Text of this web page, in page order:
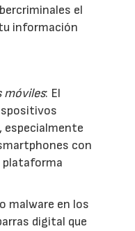
el
información
móviles: El
especialmente
con
plataforma
malware en los
digital que